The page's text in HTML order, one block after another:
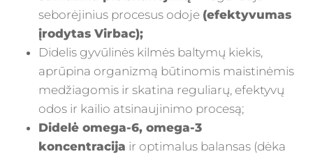
seborėjinius procesus odoje (efektyvumas
įrodytas Virbac);
Didelis gyvūlinės kilmės baltymų kiekis,
aprūpina organizmą būtinomis maistinėmis
medžiagomis ir skatina reguliarų, efektyvų
odos ir kailio atsinaujinimo procesą;
Didelė omega-6, omega-3
koncentracija ir optimalus balansas (dėka